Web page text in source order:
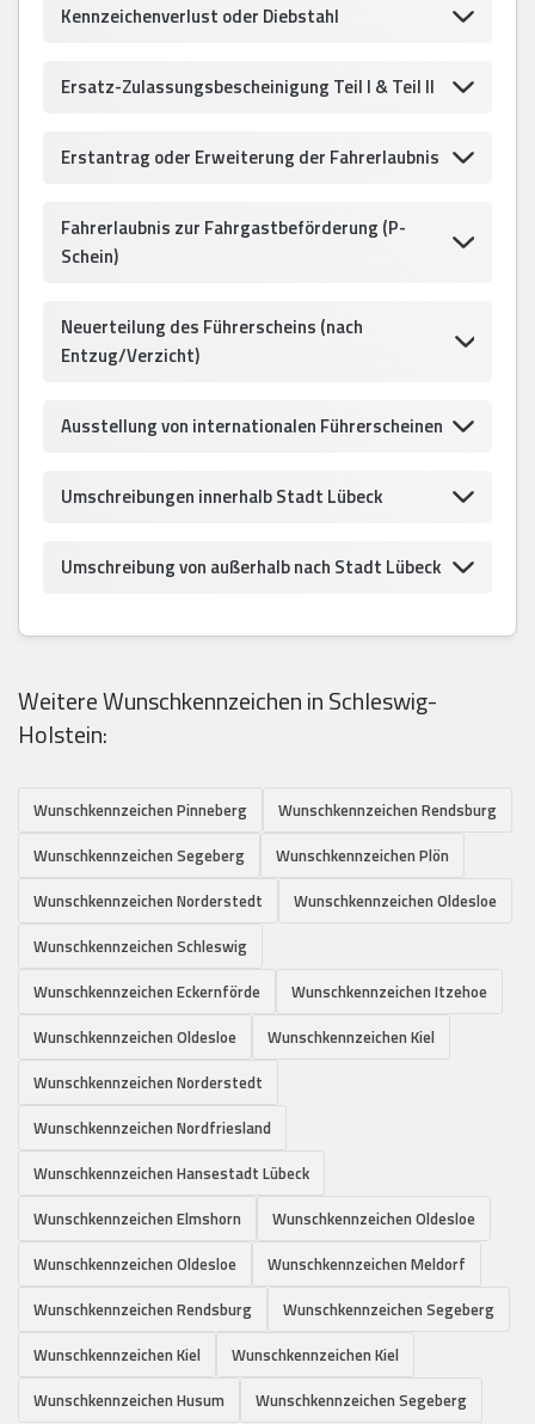
Kennzeichenverlust oder Diebstahl
Ersatz-Zulassungsbescheinigung Teil I & Teil II
Erstantrag oder Erweiterung der Fahrerlaubnis
Fahrerlaubnis zur Fahrgastbeförderung (P-
Schein)
Neuerteilung des Führerscheins (nach
Entzug/Verzicht)
Ausstellung von internationalen Führerscheinen
Umschreibungen innerhalb Stadt Lübeck
Umschreibung von außerhalb nach Stadt Lübeck
Weitere Wunschkennzeichen in Schleswig-
Holstein:
Wunschkennzeichen Pinneberg
Wunschkennzeichen Rendsburg
Wunschkennzeichen Segeberg
Wunschkennzeichen Plön
Wunschkennzeichen Norderstedt
Wunschkennzeichen Oldesloe
Wunschkennzeichen Schleswig
Wunschkennzeichen Eckernförde
Wunschkennzeichen Itzehoe
Wunschkennzeichen Oldesloe
Wunschkennzeichen Kiel
Wunschkennzeichen Norderstedt
Wunschkennzeichen Nordfriesland
Wunschkennzeichen Hansestadt Lübeck
Wunschkennzeichen Elmshorn
Wunschkennzeichen Oldesloe
Wunschkennzeichen Oldesloe
Wunschkennzeichen Meldorf
Wunschkennzeichen Rendsburg
Wunschkennzeichen Segeberg
Wunschkennzeichen Kiel
Wunschkennzeichen Kiel
Wunschkennzeichen Husum
Wunschkennzeichen Segeberg